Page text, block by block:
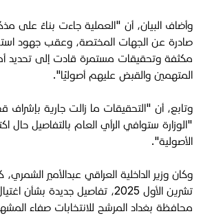
وأضاف البيان، أن "العملية جاءت بناءً على
صادرة عن الجهات المختصة، وعقب جهود
مكثفة وتحقيقات مستمرة قادت إلى تحديد
المتهمين والقبض عليهم أصوليًا".
وتابع، أن "التحقيقات ما زالت جارية
"الوزارة ستوافي الرأي العام بالتفاصيل حال
الأصولية".
تشرين الأول 2025، تفاصيل جديدة
محافظة بغداد المرشح للانتخابات صفاء